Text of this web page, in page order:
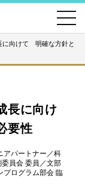
に向けて 明確な方針と
長に向け
要性
アパートナー／科
員会 委員／文部
プログラム部会 臨